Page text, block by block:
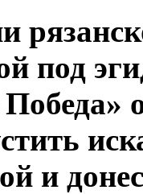
под
и